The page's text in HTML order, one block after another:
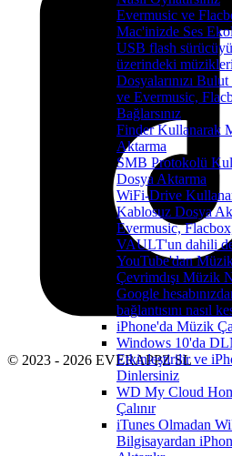
Evermusic ve
Mac'inizde Ses
USB flash
üzerindeki
Dosyalarınızı
ve Evermusic,
Bağlarsınız
Finder Kullanarak
Aktarma
SMB Protokolü
Dosya Aktarma
WiFi-Drive
Kablosuz Dosya
Evermusic,
VAULT'un dahili
YouTube'dan
Çevrimdışı Müzik
Google
bağlantısını nasıl
iPhone'da Müzik
Windows 10'da
Etkinleştirilir ve
Dinlersiniz
WD My Cloud
Çalınır
iTunes Olmadan
Bilgisayardan
© 2023 - 2026 EVERAPPZ SL